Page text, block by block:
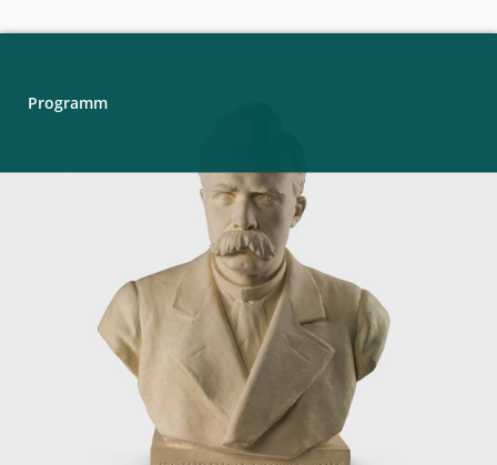
Programm